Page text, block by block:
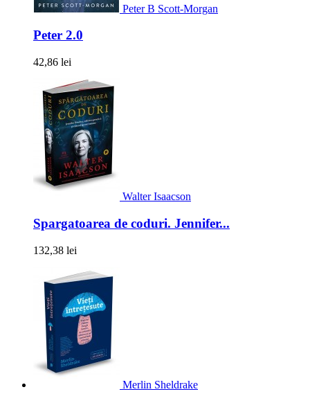
Peter B Scott-Morgan
Peter 2.0
42,86 lei
Walter Isaacson
Spargatoarea de coduri. Jennifer...
132,38 lei
Merlin Sheldrake